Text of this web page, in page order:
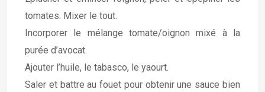
tomates. Mixer le tout.
Incorporer le mélange tomate/oignon mixé à la
purée d’avocat.
Ajouter l’huile, le tabasco, le yaourt.
Saler et battre au fouet pour obtenir une sauce bien